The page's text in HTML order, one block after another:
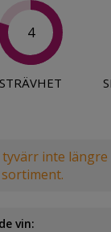
4
STRÄVHET
inte längre
vin: